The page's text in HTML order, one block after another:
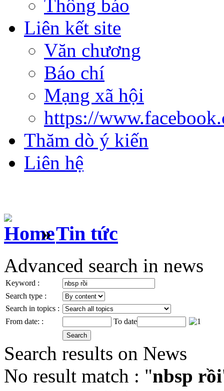
Thông báo
Liên kết site
Văn chương
Báo chí
Mạng xã hội
https://
Thăm dò ý kiến
Liên hệ
» Tin tức
Advanced search in news
Keyword :
Search type :
Search in topics :
From date: :
To date
Search results on News
No result match : "nbsp rồi